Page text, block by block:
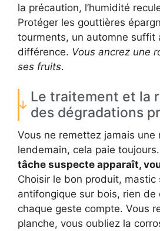
la précaution, l’humidité
Protéger les gouttières
tourments, un automne suffit
différence. Vous ancrez une
ses fruits.
Le traitement et la
des dégradations
Vous ne remettez jamais une
lendemain, cela paie toujours.
tâche suspecte apparaît,
Choisir le bon produit, mastic
antifongique sur bois, rien de
chaque geste compte. Vous
planche, vous oubliez la